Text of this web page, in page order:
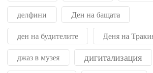
делфини Ден на бащата
ден на будителите Деня на
джаз в музея дигитализация